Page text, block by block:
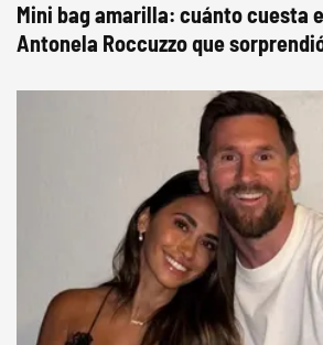
Mini bag amarilla: cuánto cuesta
Antonela Roccuzzo que